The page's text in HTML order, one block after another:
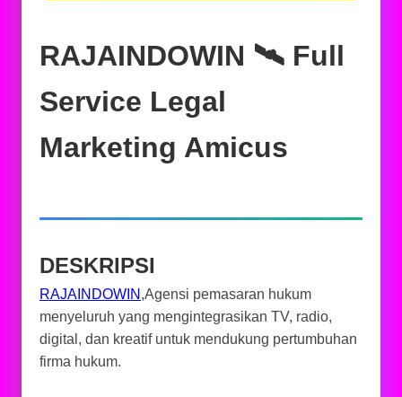
RAJAINDOWIN 🛰️‍ Full
Service Legal
Marketing Amicus
DESKRIPSI
RAJAINDOWIN ,Agensi pemasaran hukum
menyeluruh yang mengintegrasikan TV, radio,
digital, dan kreatif untuk mendukung pertumbuhan
firma hukum.